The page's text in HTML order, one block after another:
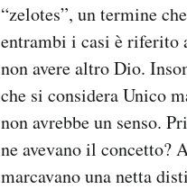
“zelotes”, un termine
entrambi i casi è riferito
non avere altro Dio.
che si considera Unico
non avrebbe un senso.
ne avevano il concetto?
marcavano una netta